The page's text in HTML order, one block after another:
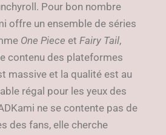
Pour bon nombre
offre un ensemble de séries
One Piece et Fairy Tail,
contenu des plateformes
massive et la qualité est au
régal pour les yeux des
ne se contente pas de
des fans, elle cherche